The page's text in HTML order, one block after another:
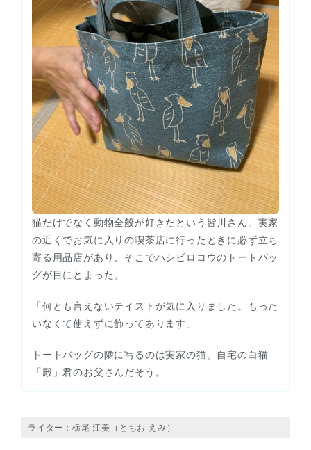
猫だけでなく動物全般が好きだという皆川さん。実家
の近くでお気に入りの喫茶店に行ったときに必ず立ち
寄る用品店があり、そこでハシビロコウのトートバッ
グが目にとまった。
「何とも言えないテイストが気に入りました。もった
いなくて使えずに飾ってあります」
トートバッグの隣に写るのは実家の猫。自宅の白猫
「殿」君のお父さんだそう。
ライター：栃尾 江美（とちお えみ）